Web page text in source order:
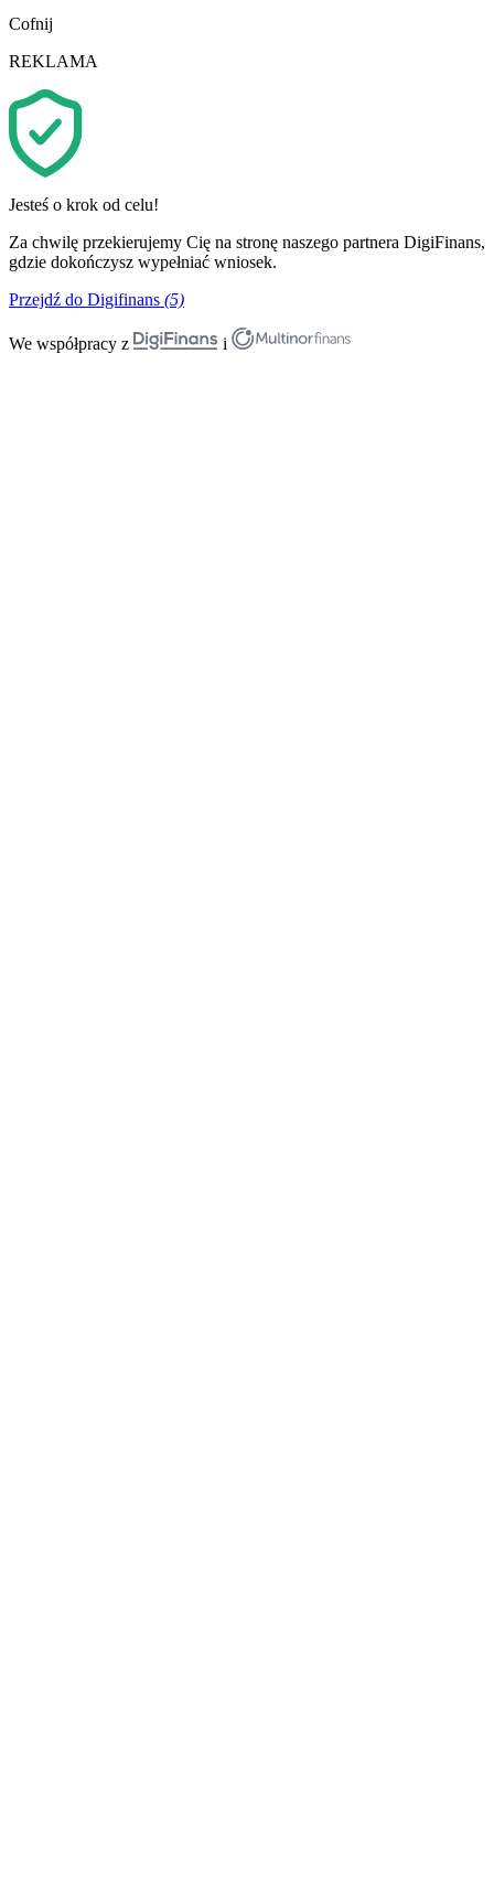
Cofnij
REKLAMA
Jesteś o krok od celu!
Za chwilę przekierujemy Cię na stronę naszego partnera DigiFinans,
gdzie dokończysz wypełniać wniosek.
Przejdź do Digifinans (5)
We współpracy z i